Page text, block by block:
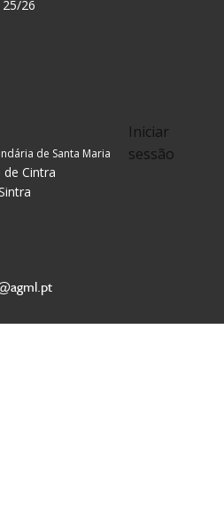
26
Iniciar
sessão
de Santa Maria
de Cintra